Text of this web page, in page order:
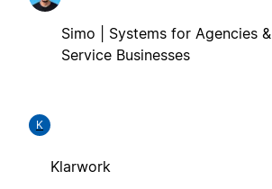
Simo | Systems for Agencies &
Service Businesses
K
Klarwork